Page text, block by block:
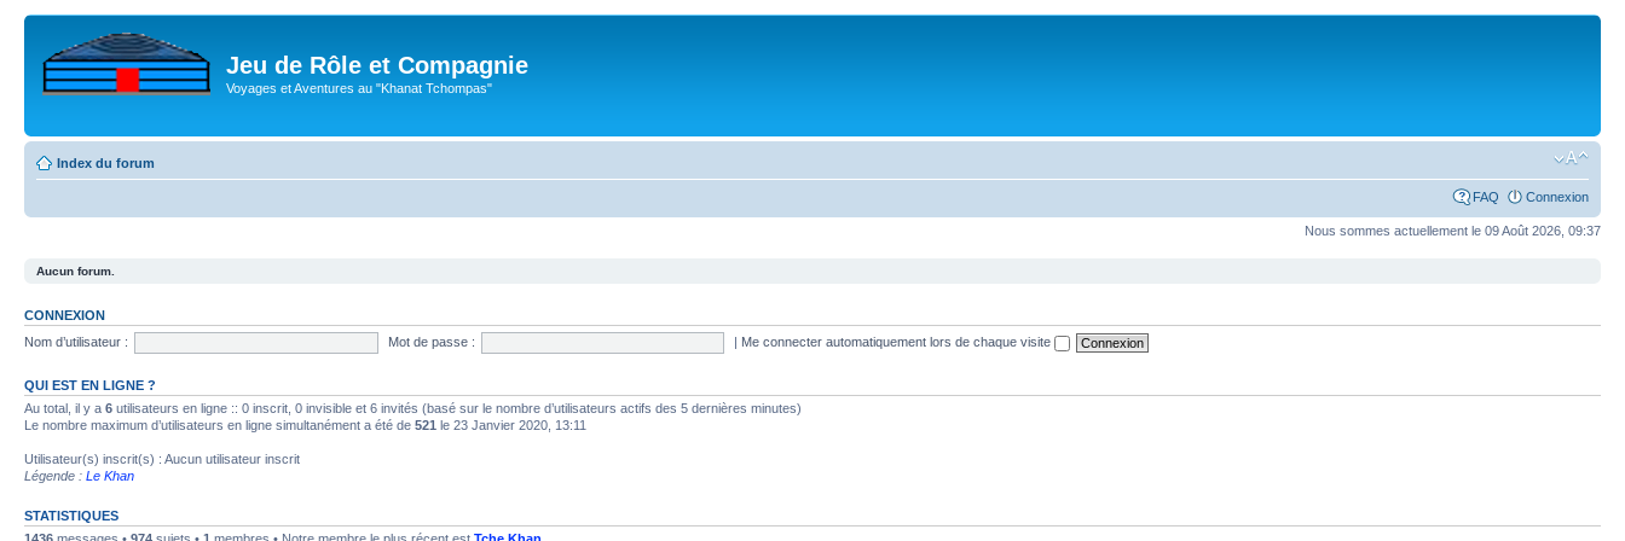
Jeu de Rôle et Compagnie
Voyages et Aventures au "Khanat Tchompas"
Index du forum
FAQ Connexion
Nous sommes actuellement le 09 Août 2026, 09:37
Aucun forum.
CONNEXION
Nom d’utilisateur :
Mot de passe : | Me connecter automatiquement lors de chaque visite
QUI EST EN LIGNE ?
Au total, il y a 6 utilisateurs en ligne :: 0 inscrit, 0 invisible et 6 invités (basé sur le nombre d’utilisateurs actifs des 5 dernières minutes)
Le nombre maximum d’utilisateurs en ligne simultanément a été de 521 le 23 Janvier 2020, 13:11
Utilisateur(s) inscrit(s) : Aucun utilisateur inscrit
Légende : Le Khan
STATISTIQUES